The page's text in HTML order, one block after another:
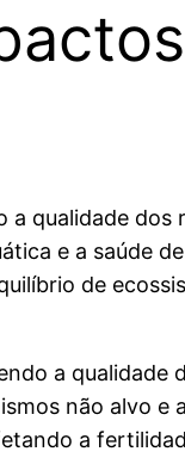
qualidade
e a saúde
de
a qualidade
não alvo e
a